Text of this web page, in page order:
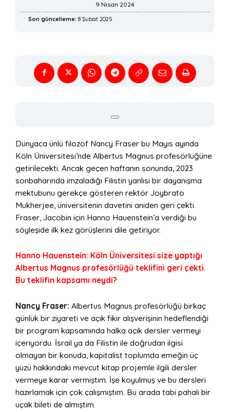
9 Nisan 2024
Son güncelleme: 8 Şubat 2025
Dünyaca ünlü filozof Nancy Fraser bu Mayıs ayında
Köln Üniversitesi’nde Albertus Magnus profesörlüğüne
getirilecekti. Ancak geçen haftanın sonunda, 2023
sonbaharında imzaladığı Filistin yanlısı bir dayanışma
mektubunu gerekçe gösteren rektör Joybrato
Mukherjee, üniversitenin davetini aniden geri çekti.
Fraser, Jacobin için Hanno Hauenstein’a verdiği bu
söyleşide ilk kez görüşlerini dile getiriyor.
Hanno Hauenstein: Köln Üniversitesi size yaptığı
Albertus Magnus profesörlüğü teklifini geri çekti.
Bu teklifin kapsamı neydi?
Nancy Fraser: Albertus Magnus profesörlüğü birkaç
günlük bir ziyareti ve açık fikir alışverişinin hedeflendiği
bir program kapsamında halka açık dersler vermeyi
içeriyordu. İsrail ya da Filistin ile doğrudan ilgisi
olmayan bir konuda, kapitalist toplumda emeğin üç
yüzü hakkındaki mevcut kitap projemle ilgili dersler
vermeye karar vermiştim. İşe koyulmuş ve bu dersleri
hazırlamak için çok çalışmıştım. Bu arada tabi pahalı bir
uçak bileti de almıştım.